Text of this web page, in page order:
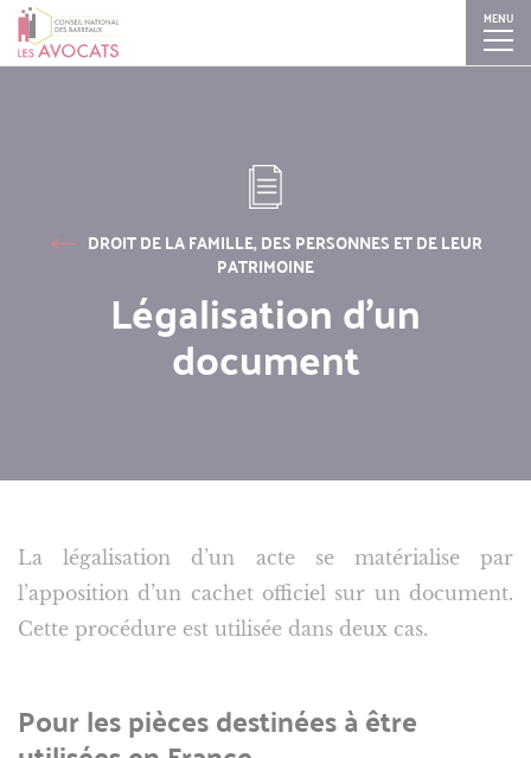
MENU
DROIT DE LA FAMILLE, DES PERSONNES ET DE LEUR
PATRIMOINE
Légalisation d’un
document
La légalisation d’un acte se matérialise par
l’apposition d’un cachet officiel sur un document.
Cette procédure est utilisée dans deux cas.
Pour les pièces destinées à être